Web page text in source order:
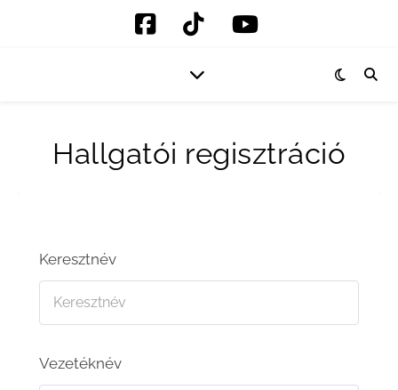
Hallgatói regisztráció
Keresztnév
Vezetéknév